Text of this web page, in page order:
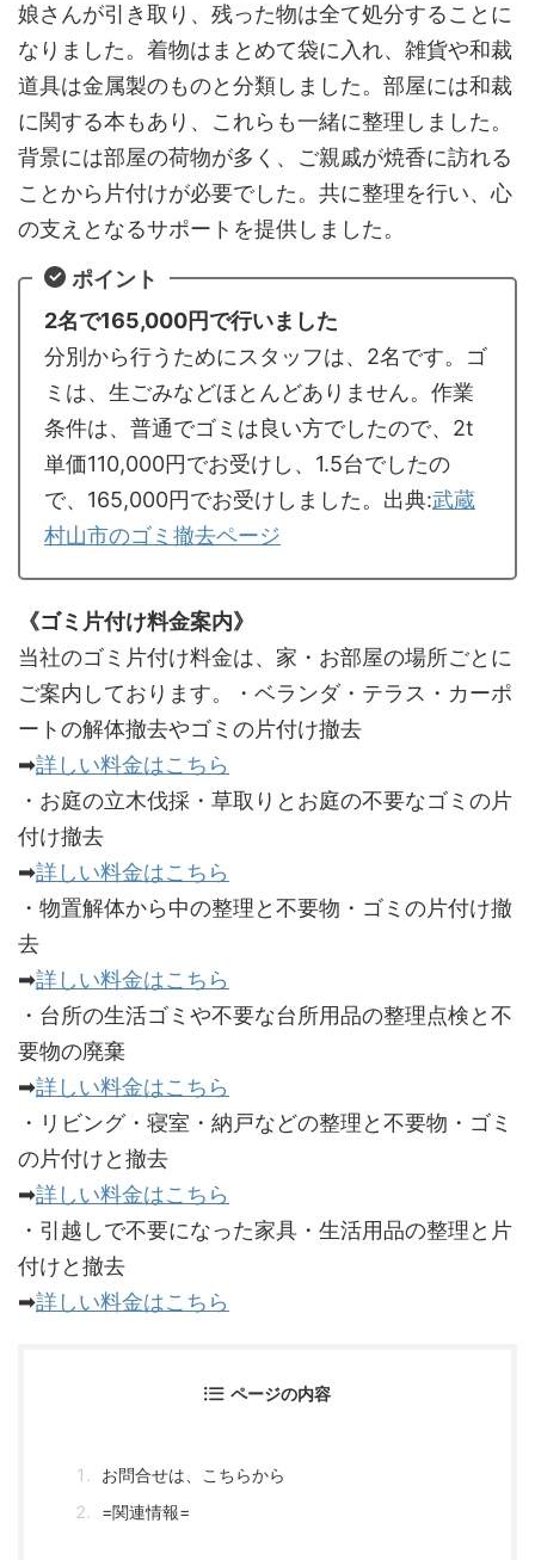
娘さんが引き取り、残った物は全て処分することに
なりました。着物はまとめて袋に入れ、雑貨や和裁
道具は金属製のものと分類しました。部屋には和裁
に関する本もあり、これらも一緒に整理しました。
背景には部屋の荷物が多く、ご親戚が焼香に訪れる
ことから片付けが必要でした。共に整理を行い、心
の支えとなるサポートを提供しました。
ポイント
2名で165,000円で行いました
分別から行うためにスタッフは、2名です。ゴ
ミは、生ごみなどほとんどありません。作業
条件は、普通でゴミは良い方でしたので、2t
単価110,000円でお受けし、1.5台でしたの
で、165,000円でお受けしました。出典:武蔵
村山市のゴミ撤去ページ
《ゴミ片付け料金案内》
当社のゴミ片付け料金は、家・お部屋の場所ごとに
ご案内しております。・ベランダ・テラス・カーポ
ートの解体撤去やゴミの片付け撤去
➡詳しい料金はこちら
・お庭の立木伐採・草取りとお庭の不要なゴミの片
付け撤去
➡詳しい料金はこちら
・物置解体から中の整理と不要物・ゴミの片付け撤
去
➡詳しい料金はこちら
・台所の生活ゴミや不要な台所用品の整理点検と不
要物の廃棄
➡詳しい料金はこちら
・リビング・寝室・納戸などの整理と不要物・ゴミ
の片付けと撤去
➡詳しい料金はこちら
・引越しで不要になった家具・生活用品の整理と片
付けと撤去
➡詳しい料金はこちら
ページの内容
お問合せは、こちらから
=関連情報=